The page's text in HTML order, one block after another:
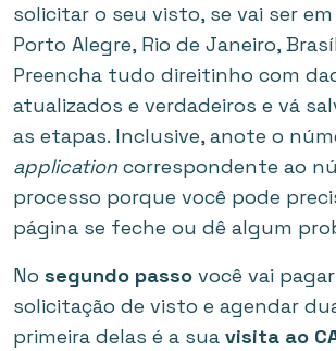
solicitar o seu visto, se vai ser em
Porto Alegre, Rio de Janeiro,
Preencha tudo direitinho com
atualizados e verdadeiros e vá
as etapas. Inclusive, anote o
application correspondente ao
processo porque você pode
página se feche ou dê algum
No segundo passo você vai
solicitação de visto e agendar
primeira delas é a sua visita ao